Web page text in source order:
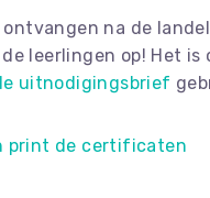
na de
leerlingen op! Het
uitnodigingsbrief
print de certificaten